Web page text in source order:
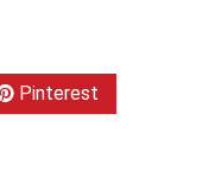
Pinterest